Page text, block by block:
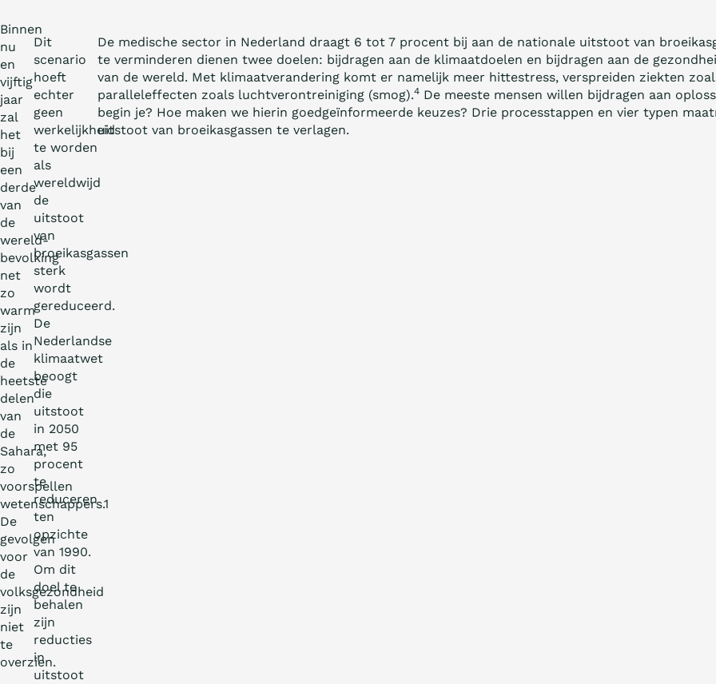
Binnen
nu
en
vijftig
jaar
zal
het
bij
een
derde
van
de
wereld­
bevolking
net
zo
warm
zijn
als in
de
heetste
delen
van
de
Sahara,
zo
voorspellen
wetenschappers.1
De
gevolgen
voor
de
volksgezondheid
zijn
niet
te
overzien.
Dit
scenario
hoeft
echter
geen
werkelijkheid
te worden
als
wereldwijd
de
uitstoot
van
broeikasgassen
sterk
wordt
gereduceerd.
De
Nederlandse
klimaatwet
beoogt
die
uitstoot
in 2050
met 95
procent
te
reduceren
ten
opzichte
van 1990.
Om dit
doel te
behalen
zijn
reducties
in
uitstoot
De medische sector in Nederland draagt 6 tot 7 procent bij aan de nationale uitstoot van
te verminderen dienen twee doelen: bijdragen aan de klimaatdoelen en bijdragen aan de
van de wereld. Met klimaatverandering komt er namelijk meer hittestress, verspreiden ziekten
paralleleffecten zoals luchtverontreiniging (smog).4 De meeste mensen willen bijdragen aan
begin je? Hoe maken we hierin goedgeïnformeerde keuzes? Drie processtappen en vier typen
uitstoot van broeikasgassen te verlagen.